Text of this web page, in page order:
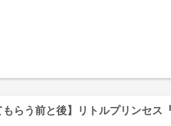
もらう前と後】リトルプリンセ